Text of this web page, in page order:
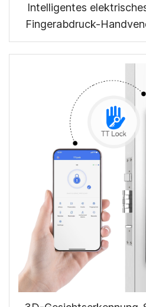
Intelligentes
Fingerabdruck-
für Home